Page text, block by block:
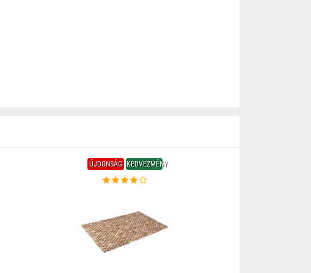
ÚJDONSÁG KEDVEZMÉNY